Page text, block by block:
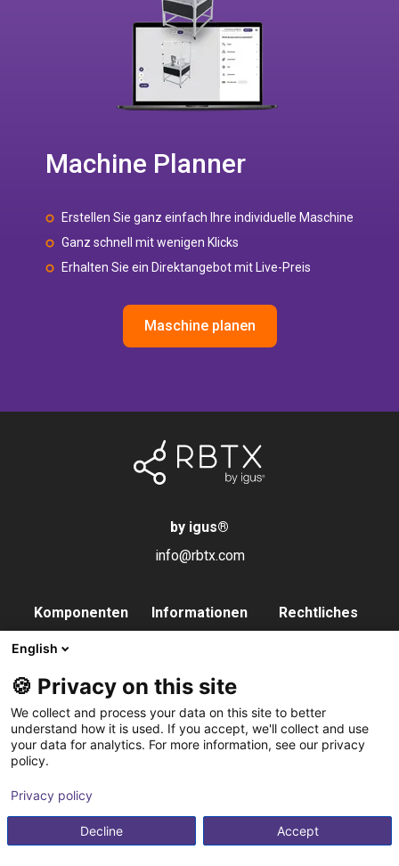
Machine Planner
Erstellen Sie ganz einfach Ihre individuelle Maschine
Ganz schnell mit wenigen Klicks
Erhalten Sie ein Direktangebot mit Live-Preis
Maschine planen
by igus®
info@rbtx.com
Komponenten
Steuerung
Vision
Pneumatik
Service
Zubehör
Informationen
Partner
Kontakt
Newsletter
Integrationsservice
Rechtliches
English
🍪 Privacy on this site
We collect and process your data on this site to better
understand how it is used. If you accept, we'll collect and use
your data for analytics. For more information, see our privacy
policy.
Privacy policy
Accept
Decline